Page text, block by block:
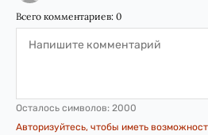
Всего комментариев: 0
Осталось символов: 2000
Авторизуйтесь, чтобы иметь